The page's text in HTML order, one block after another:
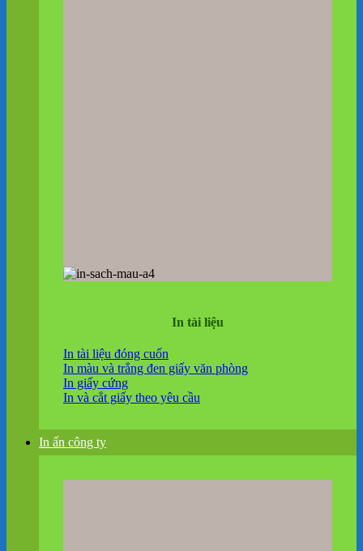
In tài liệu
In tài liệu đóng cuốn
In màu và trắng đen giấy văn phòng
In giấy cứng
In và cắt giấy theo yêu cầu
In ấn công ty